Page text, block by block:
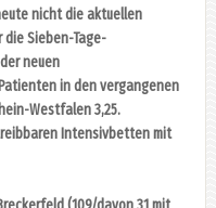
nicht die aktuellen
Sieben-Tage-
neuen
in den vergangenen
Westfalen 3,25.
Intensivbetten mit